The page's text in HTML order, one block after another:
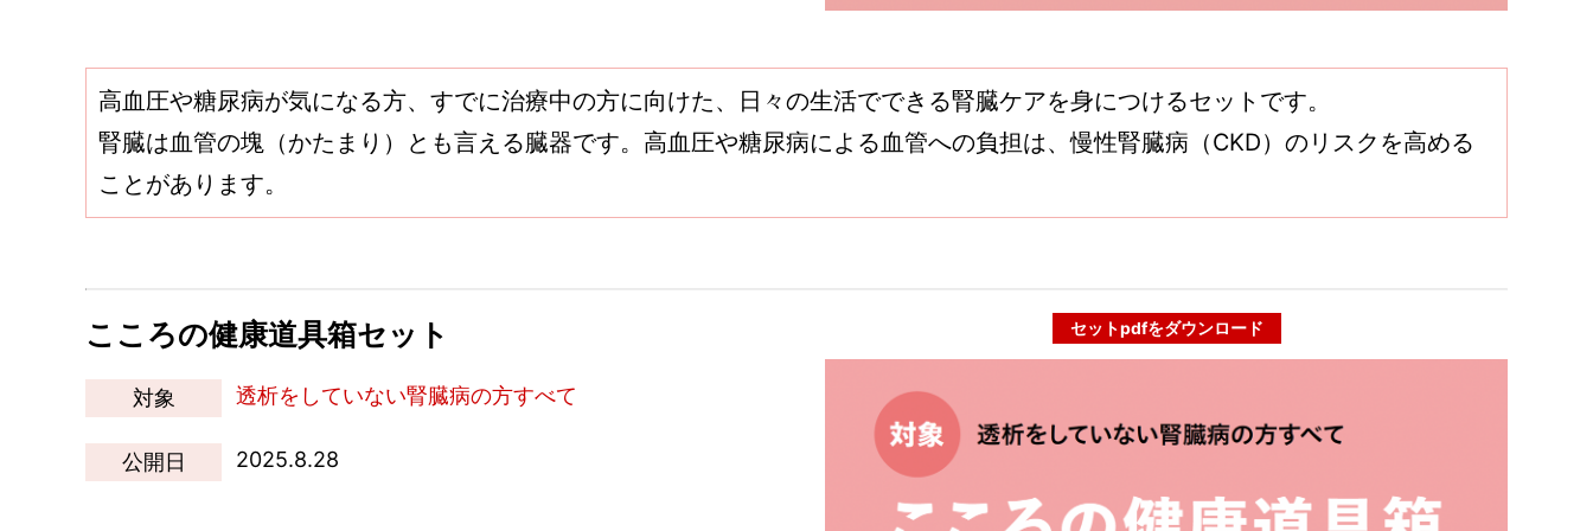
高血圧や糖尿病が気になる方、すでに治療中の方に向けた、日々の生活でできる腎臓ケアを身につけるセットです。
腎臓は血管の塊（かたまり）とも言える臓器です。高血圧や糖尿病による血管への負担は、慢性腎臓病（CKD）のリスクを高める
ことがあります。
こころの健康道具箱セット
対象 透析をしていない腎臓病の方すべて
公開日 2025.8.28
セットpdfをダウンロード